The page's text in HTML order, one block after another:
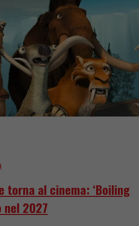
torna al cinema: ‘Boiling
nel 2027